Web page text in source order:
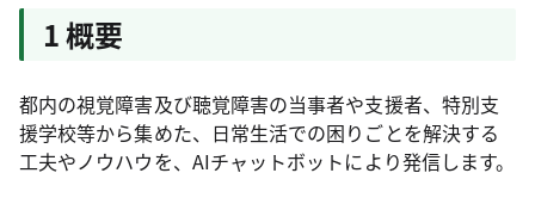
1 概要
都内の視覚障害及び聴覚障害の当事者や支援者、特別支
援学校等から集めた、日常生活での困りごとを解決する
工夫やノウハウを、AIチャットボットにより発信します。